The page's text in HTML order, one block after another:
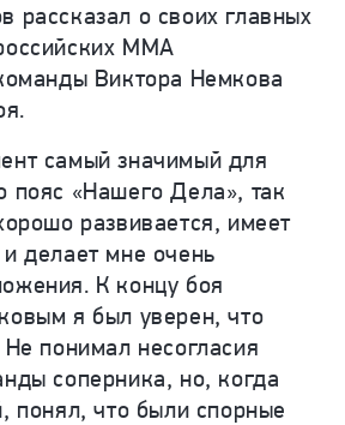
рассказал о своих главных
ММА
Виктора Немкова
самый значимый для
пояс «Нашего Дела», так
развивается, имеет
делает мне очень
К концу боя
я был уверен, что
понимал несогласия
соперника, но, когда
понял, что были спорные